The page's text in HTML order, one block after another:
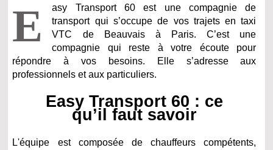
E
asy Transport 60 est une compagnie de
transport qui s’occupe de vos trajets en taxi
VTC de Beauvais à Paris. C’est une
compagnie qui reste à votre écoute pour
répondre à vos besoins. Elle s’adresse aux
professionnels et aux particuliers.
Easy Transport 60 : ce
qu’il faut savoir
L'équipe est composée de chauffeurs compétents,